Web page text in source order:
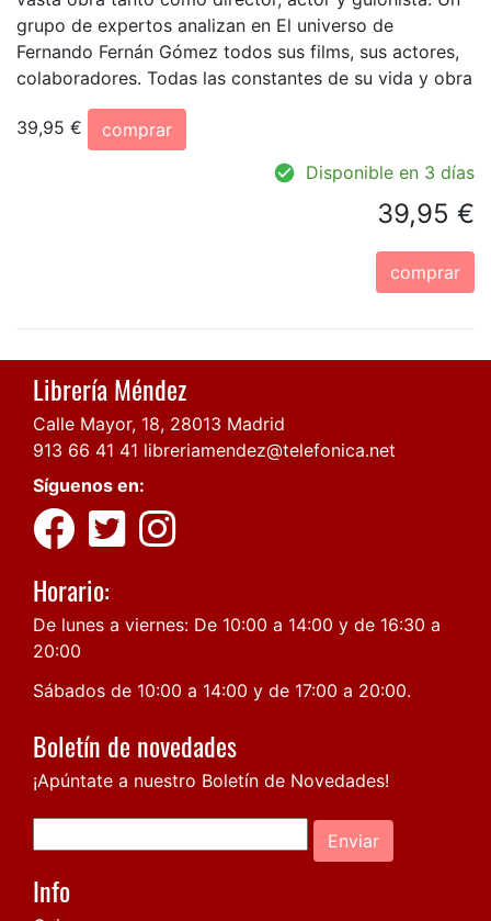
grupo de expertos analizan en El universo de
Fernando Fernán Gómez todos sus films, sus actores,
colaboradores. Todas las constantes de su vida y obra
39,95 €
comprar
Disponible en 3 días
39,95 €
comprar
Librería Méndez
Calle Mayor, 18, 28013 Madrid
913 66 41 41 libreriamendez@telefonica.net
Síguenos en:
Horario:
De lunes a viernes: De 10:00 a 14:00 y de 16:30 a
20:00
Sábados de 10:00 a 14:00 y de 17:00 a 20:00.
Boletín de novedades
¡Apúntate a nuestro Boletín de Novedades!
Enviar
Info